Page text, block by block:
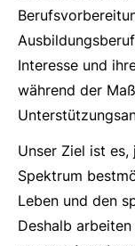
Interesse und
während der
Unser Ziel ist
Spektrum
Leben und den
Deshalb